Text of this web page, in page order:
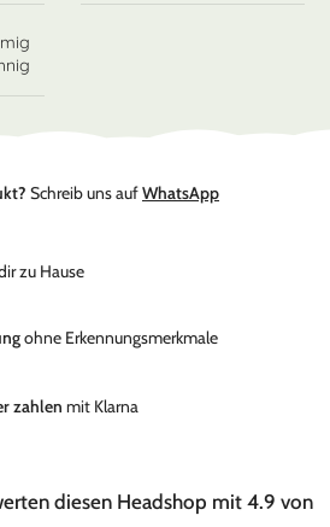
Schreib uns aufWhatsApp
zu Hause
ohne Erkennungsmerkmale
zahlen mit Klarna
diesen Headshop mit 4.9 von